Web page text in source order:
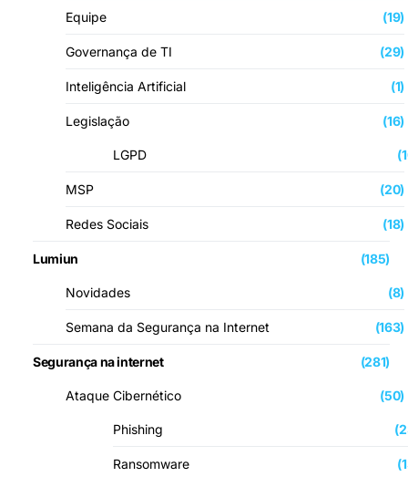
Equipe (19)
Governança de TI (29)
Inteligência Artificial (1)
Legislação (16)
LGPD
MSP (20)
Redes Sociais (18)
Lumiun (185)
Novidades (8)
Semana da Segurança na Internet (163)
Segurança na internet (281)
Ataque Cibernético (50)
Phishing
Ransomware